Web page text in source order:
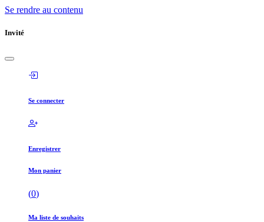
Se rendre au contenu
Invité
Se connecter
Enregistrer
Mon panier
(0)
Ma liste de souhaits